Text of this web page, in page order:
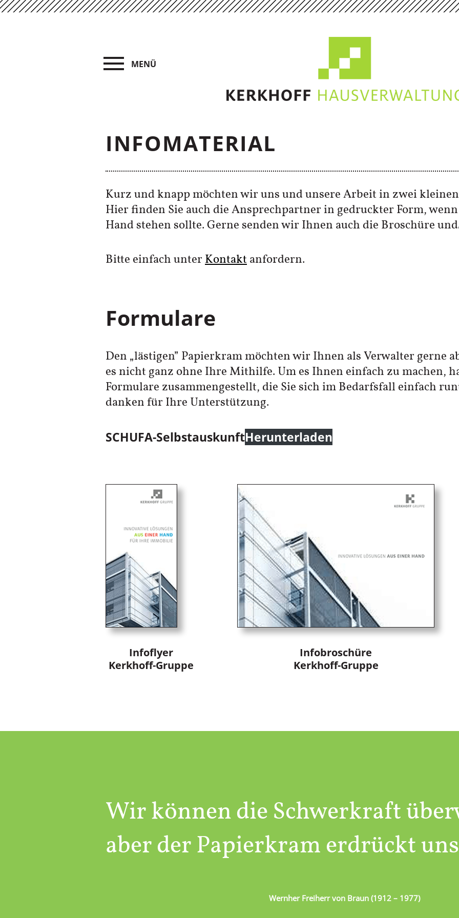
INFOMATERIAL
Kurz und knapp möchten wir uns und unsere Arbeit in zwei
Hier finden Sie auch die Ansprechpartner in gedruckter Form,
Hand stehen sollte. Gerne senden wir Ihnen auch die Broschüre
Bitte einfach unterKontaktanfordern.
Formulare
Den „lästigen” Papierkram möchten wir Ihnen als Verwalter gerne
es nicht ganz ohne Ihre Mithilfe. Um es Ihnen einfach zu machen,
Formulare zusammengestellt, die Sie sich im Bedarfsfall einfach
danken für Ihre Unterstützung.
SCHUFA-SelbstauskunftHerunterladen
Infoflyer
Kerkhoff-Gruppe
Infobroschüre
Kerkhoff-Gruppe
Wir können die Schwerkraft
aber der Papierkram erdrückt
Wernher Freiherr von Braun (1912 – 1977)